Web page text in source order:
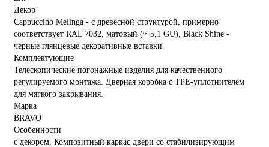
Декор
Cappuccino Melinga - с древесной структурой, примерно
соответствует RAL 7032, матовый (≈ 5,1 GU), Black Shine -
черные глянцевые декоративные вставки.
Комплектующие
Телескопические погонажные изделия для качественного
регулируемого монтажа. Дверная коробка с TPE-уплотнителем
для мягкого закрывания.
Марка
BRAVO
Особенности
с декором, Композитный каркас двери со стабилизирующим